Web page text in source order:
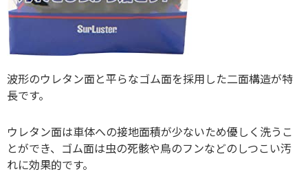
波形のウレタン面と平らなゴム面を採用した二面構造が特
長です。
ウレタン面は車体への接地面積が少ないため優しく洗うこ
とができ、ゴム面は虫の死骸や鳥のフンなどのしつこい汚
れに効果的です。